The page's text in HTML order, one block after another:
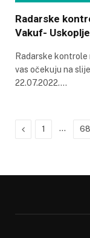
Radarske
Vakuf- Uskoplje
Radarske
vas očekuju na
22.07.2022.…
Previous
1 … 68